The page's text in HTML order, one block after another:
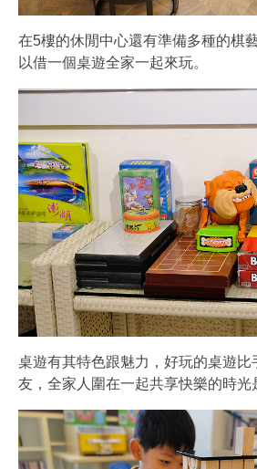
在5樓的休閒中心還有準備多種的棋
以借一個桌遊全家一起來玩。
桌遊有其特色跟魅力，好玩的桌遊比
友，全家人圍在一起共享快樂的時光